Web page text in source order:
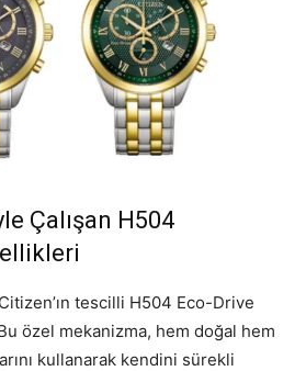
Çalışan H504
tescilli H504 Eco-Drive
özel mekanizma, hem doğal hem
kullanarak kendini sürekli